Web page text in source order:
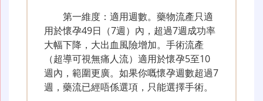
第一維度：適用週數。藥物流產只適
用於懷孕49日（7週）內，超過7週成功率
大幅下降，大出血風險增加。手術流產
（超導可視無痛人流）適用於懷孕5至10
週內，範圍更廣。如果你嘅懷孕週數超過7
週，藥流已經唔係選項，只能選擇手術。